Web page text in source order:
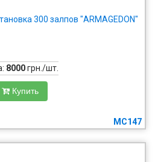
300 залпов "ARMAGEDON"
8000грн./шт.
Купить
MC147